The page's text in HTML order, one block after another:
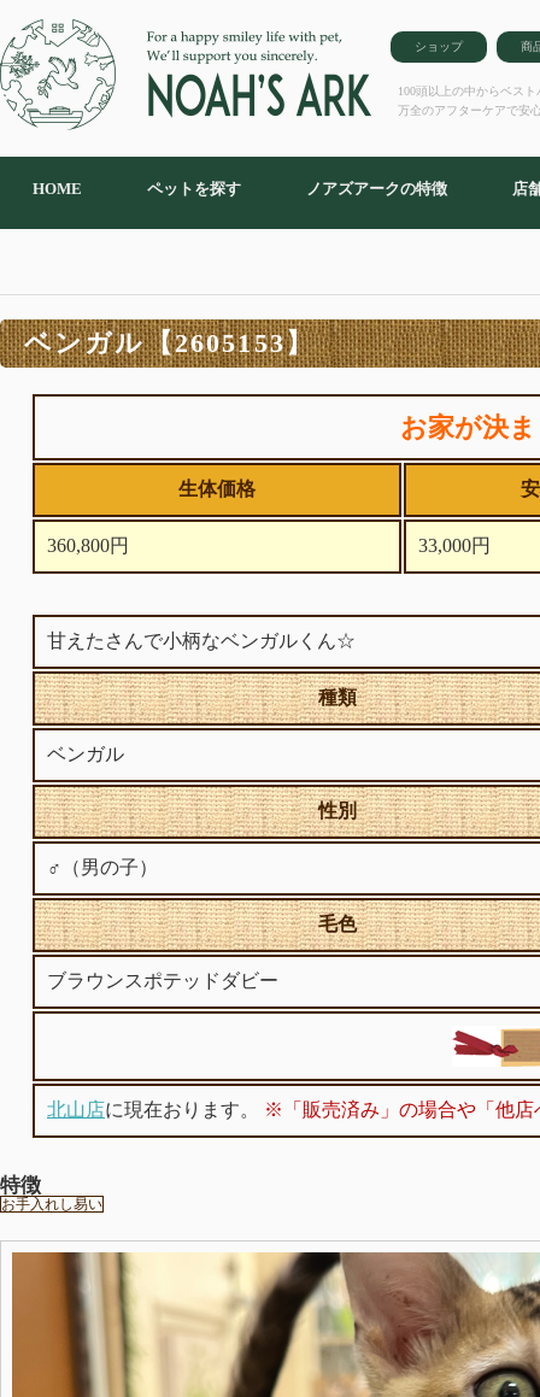
ショップ 商
100頭以上の中からベス
万全のアフターケアで安
HOME ペットを探す ノアズアークの特徴 店
ベンガル【2605153】
お家が決
生体価格
360,800円 33,000円
甘えたさんで小柄なベンガルくん☆
種類
ベンガル
性別
♂（男の子）
毛色
ブラウンスポテッドダビー
北山店に現在おります。 ※「販売済み」の場合や「他店
特徴
お手入れし易い